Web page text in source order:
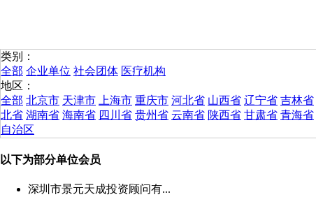
类别：
全部 企业单位 社会团体 医疗机构
地区：
全部 北京市 天津市 上海市 重庆市 河北省 山西省 辽宁省 吉林省
北省 湖南省 海南省 四川省 贵州省 云南省 陕西省 甘肃省 青海省
自治区
以下为部分单位会员
深圳市景元天成投资顾问有...